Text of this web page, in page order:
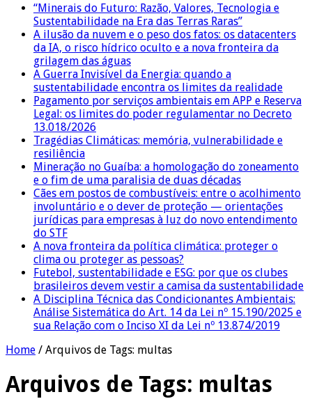
“Minerais do Futuro: Razão, Valores, Tecnologia e
Sustentabilidade na Era das Terras Raras”
A ilusão da nuvem e o peso dos fatos: os datacenters
da IA, o risco hídrico oculto e a nova fronteira da
grilagem das águas
A Guerra Invisível da Energia: quando a
sustentabilidade encontra os limites da realidade
Pagamento por serviços ambientais em APP e Reserva
Legal: os limites do poder regulamentar no Decreto
13.018/2026
Tragédias Climáticas: memória, vulnerabilidade e
resiliência
Mineração no Guaíba: a homologação do zoneamento
e o fim de uma paralisia de duas décadas
Cães em postos de combustíveis: entre o acolhimento
involuntário e o dever de proteção — orientações
jurídicas para empresas à luz do novo entendimento
do STF
A nova fronteira da política climática: proteger o
clima ou proteger as pessoas?
Futebol, sustentabilidade e ESG: por que os clubes
brasileiros devem vestir a camisa da sustentabilidade
A Disciplina Técnica das Condicionantes Ambientais:
Análise Sistemática do Art. 14 da Lei nº 15.190/2025 e
sua Relação com o Inciso XI da Lei nº 13.874/2019
Home / Arquivos de Tags: multas
Arquivos de Tags: multas